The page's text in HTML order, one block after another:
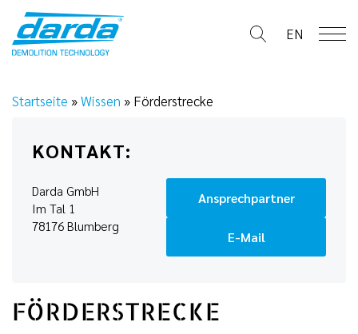
content
EN
Startseite »Wissen » Förderstrecke
KONTAKT:
Darda GmbH
Im Tal 1
78176 Blumberg
Ansprechpartner
E-Mail
FÖRDERSTRECKE